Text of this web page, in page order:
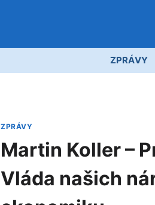
ZPRÁVY
ZPRÁVY
Martin Koller –
Vláda našich